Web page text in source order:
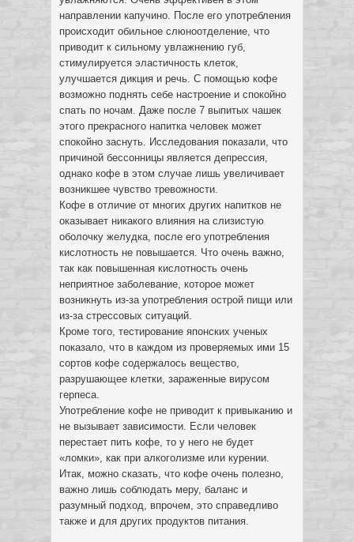
направлении капучино. После его употребления
происходит обильное слюноотделение, что
приводит к сильному увлажнению губ,
стимулируется эластичность клеток,
улучшается дикция и речь. С помощью кофе
возможно поднять себе настроение и спокойно
спать по ночам. Даже после 7 выпитых чашек
этого прекрасного напитка человек может
спокойно заснуть. Исследования показали, что
причиной бессонницы является депрессия,
однако кофе в этом случае лишь увеличивает
возникшее чувство тревожности.
Кофе в отличие от многих других напитков не
оказывает никакого влияния на слизистую
оболочку желудка, после его употребления
кислотность не повышается. Что очень важно,
так как повышенная кислотность очень
неприятное заболевание, которое может
возникнуть из-за употребления острой пищи или
из-за стрессовых ситуаций.
Кроме того, тестирование японских ученых
показало, что в каждом из проверяемых ими 15
сортов кофе содержалось вещество,
разрушающее клетки, зараженные вирусом
герпеса.
Употребление кофе не приводит к привыканию и
не вызывает зависимости. Если человек
перестает пить кофе, то у него не будет
«ломки», как при алкоголизме или курении.
Итак, можно сказать, что кофе очень полезно,
важно лишь соблюдать меру, баланс и
разумный подход, впрочем, это справедливо
также и для других продуктов питания.